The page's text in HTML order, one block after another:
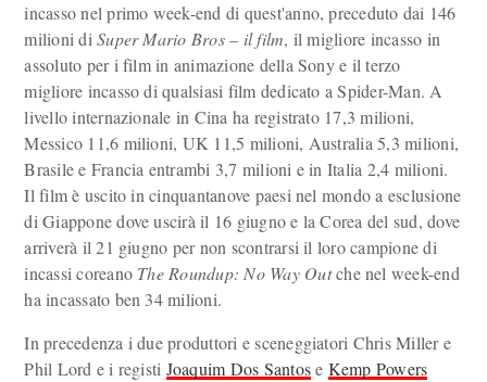
incasso nel primo week-end di quest'anno, preceduto dai 146
milioni diSuper Mario Bros – il film, il migliore incasso in
assoluto per i film in animazione della Sony e il terzo
migliore incasso di qualsiasi film dedicato a Spider-Man. A
livello internazionale in Cina ha registrato 17,3 milioni,
Messico 11,6 milioni, UK 11,5 milioni, Australia 5,3 milioni,
Brasile e Francia entrambi 3,7 milioni e in Italia 2,4 milioni.
Il film è uscito in cinquantanove paesi nel mondo a esclusione
di Giappone dove uscirà il 16 giugno e la Corea del sud, dove
arriverà il 21 giugno per non scontrarsi il loro campione di
incassi coreano The Roundup: No Way Outche nel week-end
ha incassato ben 34 milioni.
In precedenza i due produttori e sceneggiatori Chris Miller e
Phil Lord e i registi Joaquim Dos Santose Kemp Powers